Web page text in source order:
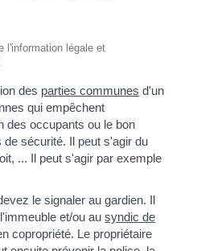
l'information légale et
des parties communes d'un
qui empêchent
des occupants ou le bon
sécurité. Il peut s'agir du
... Il peut s'agir par exemple
le signaler au gardien. Il
et/ou ausyndic de
copropriété. Le propriétaire